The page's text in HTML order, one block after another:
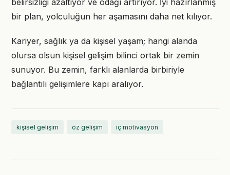
belirsizliği azaltıyor ve odağı artırıyor. İyi hazırlanmış
bir plan, yolculuğun her aşamasını daha net kılıyor.
Kariyer, sağlık ya da kişisel yaşam; hangi alanda
olursa olsun kişisel gelişim bilinci ortak bir zemin
sunuyor. Bu zemin, farklı alanlarda birbiriyle
bağlantılı gelişimlere kapı aralıyor.
kişisel gelişim öz gelişim iç motivasyon